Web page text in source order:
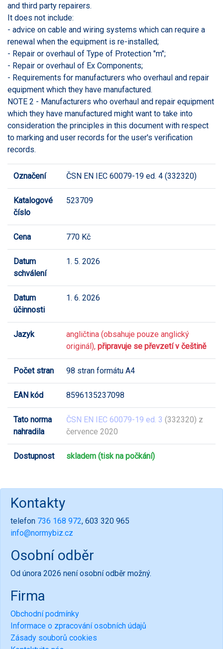
and third party repairers.
It does not include:
- advice on cable and wiring systems which can require a
renewal when the equipment is re-installed;
- Repair or overhaul of Type of Protection "m";
- Repair or overhaul of Ex Components;
- Requirements for manufacturers who overhaul and repair
equipment which they have manufactured.
NOTE 2 - Manufacturers who overhaul and repair equipment
which they have manufactured might want to take into
consideration the principles in this document with respect
to marking and user records for the user's verification
records.
Označení ČSN EN IEC 60079-19 ed. 4 (332320)
Katalogové
číslo
523709
Cena 770 Kč
Datum
schválení
1. 5. 2026
Datum
účinnosti
1. 6. 2026
Jazyk
angličtina (obsahuje pouze anglický
originál), připravuje se převzetí v češtině
Počet stran 98 stran formátu A4
EAN kód 8596135237098
Tato norma
nahradila
ČSN EN IEC 60079-19 ed. 3 (332320) z
července 2020
Dostupnost skladem (tisk na počkání)
Kontakty
telefon 736 168 972, 603 320 965
info@normybiz.cz
Osobní odběr
Od února 2026 není osobní odběr možný.
Firma
Obchodní podmínky
Informace o zpracování osobních údajů
Zásady souborů cookies